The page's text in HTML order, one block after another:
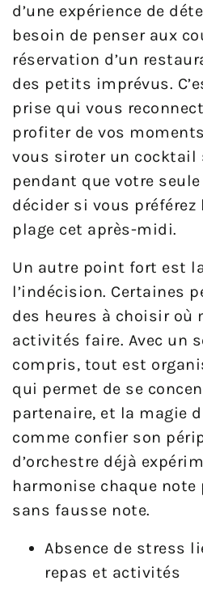
d’une expérience de
besoin de penser aux
réservation d’un
des petits imprévus.
prise qui vous
profiter de vos
vous siroter un cocktail
pendant que votre
décider si vous
plage cet après-midi.
Un autre point fort est
l’indécision. Certaines
des heures à choisir où
activités faire. Avec un
compris, tout est
qui permet de se
partenaire, et la magie
comme confier son
d’orchestre déjà
harmonise chaque note
sans fausse note.
Absence de stress
repas et activités